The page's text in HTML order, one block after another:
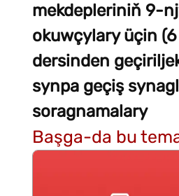
mekdepleriniň 9-
okuwçylary üçin
dersinden
synpa geçiş
soragnamalary
Başga-da bu